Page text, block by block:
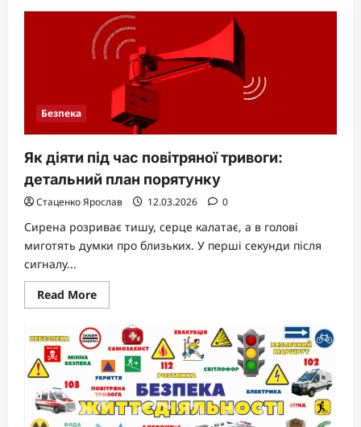
Як
перевірити
чи
людина
жива:
повний
посібник
від
медичних
ознак
офіційних
реєстрів
Безпека
Як діяти під час повітряної тривоги:
детальний план порятунку
Стаценко Ярослав 12.03.2026 0
Сирена розриває тишу, серце калатає, а в голові
миготять думки про близьких. У перші секунди після
сигналу...
Read MoreRead
more
Як
діяти
під
час
повітряної
тривоги:
детальний
план
порятунку